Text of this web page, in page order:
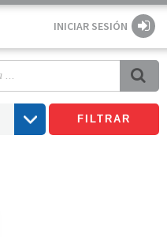
INICIAR SESIÓN
FILTRAR